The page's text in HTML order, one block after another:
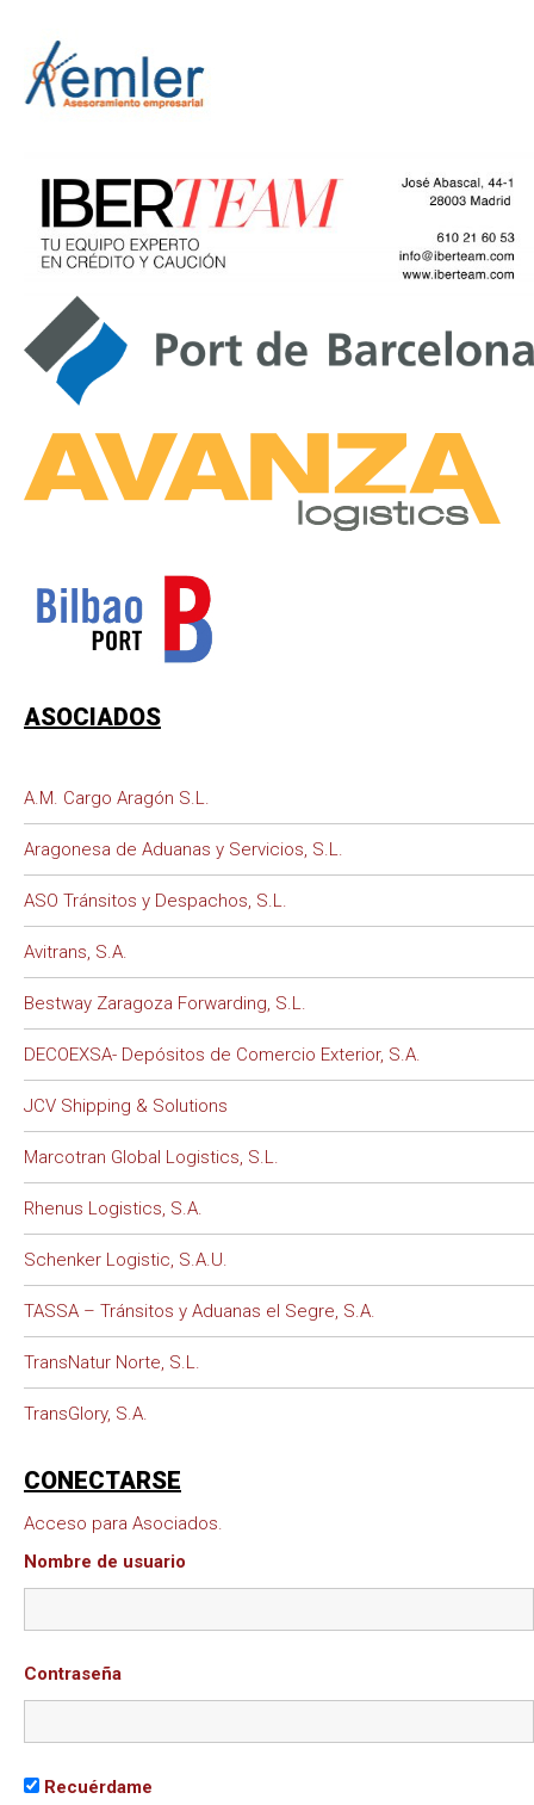
ASOCIADOS
A.M. Cargo Aragón S.L.
Aragonesa de Aduanas y Servicios, S.L.
ASO Tránsitos y Despachos, S.L.
Avitrans, S.A.
Bestway Zaragoza Forwarding, S.L.
DECOEXSA- Depósitos de Comercio Exterior, S.A.
JCV Shipping & Solutions
Marcotran Global Logistics, S.L.
Rhenus Logistics, S.A.
Schenker Logistic, S.A.U.
TASSA – Tránsitos y Aduanas el Segre, S.A.
TransNatur Norte, S.L.
TransGlory, S.A.
CONECTARSE
Acceso para Asociados.
Nombre de usuario
Contraseña
Recuérdame